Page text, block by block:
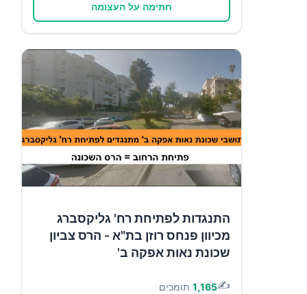
חתימה על העצומה
התנגדות לפתיחת רח' גליקסברג
מכיוון פנחס רוזן בת"א - הרס צביון
שכונת נאות אפקה ב'
✍️
1,165 תומכים